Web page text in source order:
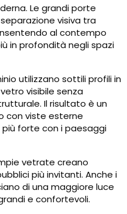
Le grandi porte
visiva tra
al contempo
in profondità negli spazi
utilizzano sottili profili in
visibile senza
Il risultato è un
con viste esterne
forte con i paesaggi
vetrate creano
più invitanti. Anche i
di una maggiore luce
e confortevoli.